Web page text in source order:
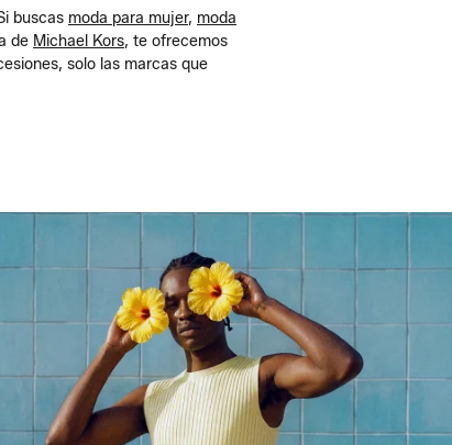
buscas moda para mujer, moda
de Michael Kors, te ofrecemos
solo las marcas que